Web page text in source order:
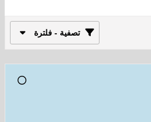
تصفية - فلترة